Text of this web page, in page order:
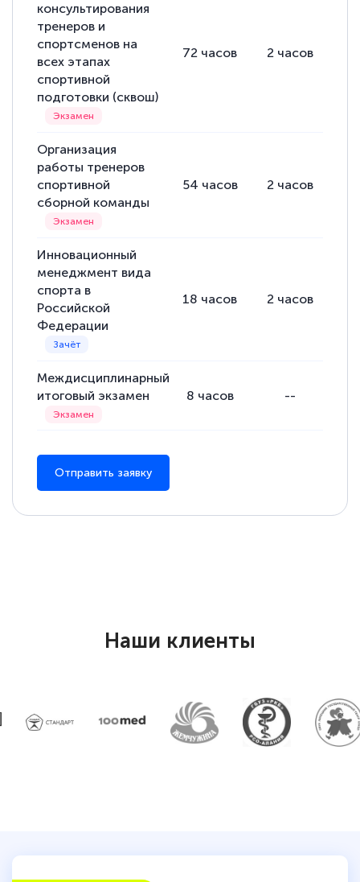
консультирования
тренеров и
спортсменов на
всех этапах
спортивной
подготовки (сквош)
72 часов 2 часов
Организация
работы тренеров
спортивной
сборной команды
54 часов 2 часов
Инновационный
менеджмент вида
спорта в
Российской
Федерации
18 часов 2 часов
Междисциплинарный
итоговый экзамен
8 часов --
Отправить заявку
Наши клиенты